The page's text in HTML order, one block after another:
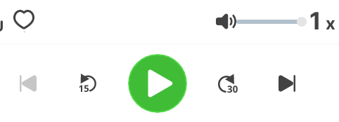
Danmark, af vores fælles fortid
.Københavns historie er fyldt
med drama, intriger, gys gru og
kærlighed - og uforglemmelige
skikkelser, der har formet ikke
kun byen, men også resten af
Volume 1 x